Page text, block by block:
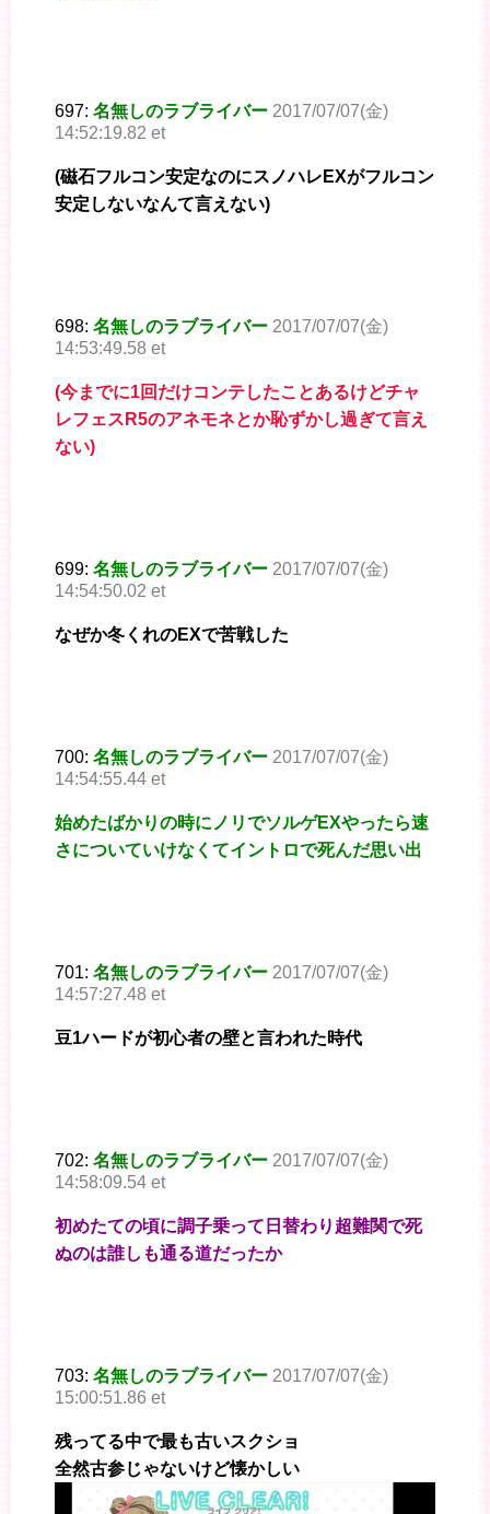
697: 名無しのラブライバー 2017/07/07(金)
14:52:19.82 et
(磁石フルコン安定なのにスノハレEXがフルコン
安定しないなんて言えない)
698: 名無しのラブライバー 2017/07/07(金)
14:53:49.58 et
(今までに1回だけコンテしたことあるけどチャ
レフェスR5のアネモネとか恥ずかし過ぎて言え
ない)
699: 名無しのラブライバー 2017/07/07(金)
14:54:50.02 et
なぜか冬くれのEXで苦戦した
700: 名無しのラブライバー 2017/07/07(金)
14:54:55.44 et
始めたばかりの時にノリでソルゲEXやったら速
さについていけなくてイントロで死んだ思い出
701: 名無しのラブライバー 2017/07/07(金)
14:57:27.48 et
豆1ハードが初心者の壁と言われた時代
702: 名無しのラブライバー 2017/07/07(金)
14:58:09.54 et
初めたての頃に調子乗って日替わり超難関で死
ぬのは誰しも通る道だったか
703: 名無しのラブライバー 2017/07/07(金)
15:00:51.86 et
残ってる中で最も古いスクショ
全然古参じゃないけど懐かしい